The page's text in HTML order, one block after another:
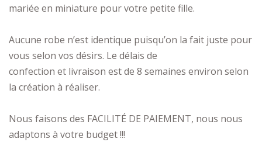
mariée en miniature pour votre petite fille.
Aucune robe n’est identique puisqu’on la fait juste pour
vous selon vos désirs. Le délais de
confection et livraison est de 8 semaines environ selon
la création à réaliser.
Nous faisons des FACILITÉ DE PAIEMENT, nous nous
adaptons à votre budget !!!